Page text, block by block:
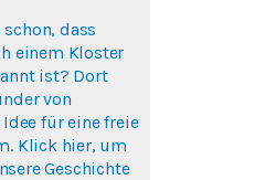
dass
einem Kloster
ist? Dort
von
für eine freie
Klick hier, um
Geschichte